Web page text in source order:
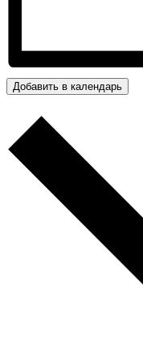
Добавить в календарь